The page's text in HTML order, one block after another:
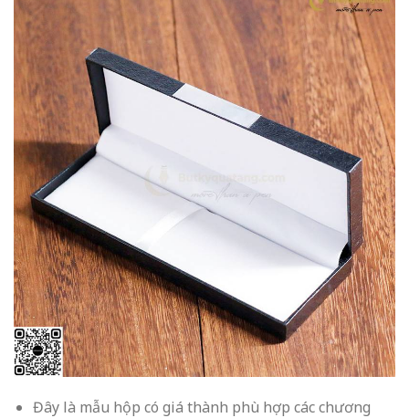
Đây là mẫu hộp có giá thành phù hợp các chương